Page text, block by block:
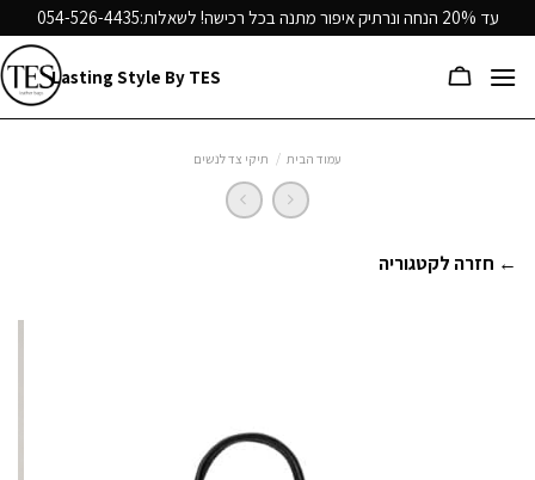
to
content
עד 20% הנחה ונרתיק איפור מתנה בכל רכישה! לשאלות: 054-526-4435
Lasting Style By TES
עמוד הבית / תיקי צד לנשים
← חזרה לקטגוריה